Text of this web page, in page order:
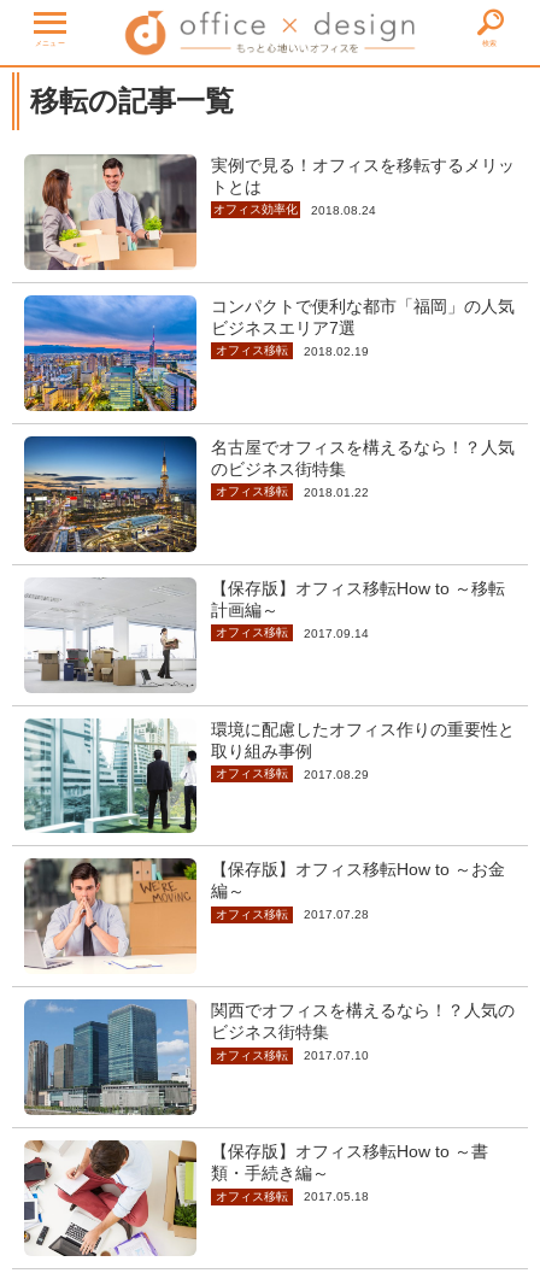
メニュー 検索
移転の記事一覧
実例で見る！オフィスを移転するメリッ
トとは
オフィス効率化 2018.08.24
コンパクトで便利な都市「福岡」の人気
ビジネスエリア7選
オフィス移転 2018.02.19
名古屋でオフィスを構えるなら！？人気
のビジネス街特集
オフィス移転 2018.01.22
【保存版】オフィス移転How to ～移転
計画編～
オフィス移転 2017.09.14
環境に配慮したオフィス作りの重要性と
取り組み事例
オフィス移転 2017.08.29
【保存版】オフィス移転How to ～お金
編～
オフィス移転 2017.07.28
関西でオフィスを構えるなら！？人気の
ビジネス街特集
オフィス移転 2017.07.10
【保存版】オフィス移転How to ～書
類・手続き編～
オフィス移転 2017.05.18